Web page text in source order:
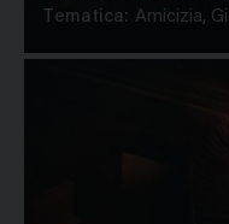
Tematica: Amicizia,